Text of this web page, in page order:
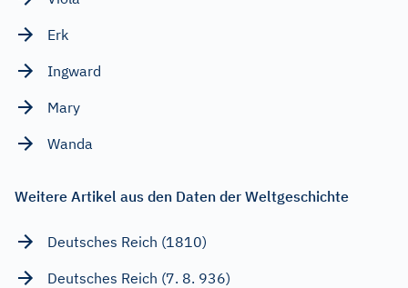
Erk
Ingward
Mary
Wanda
Weitere Artikel aus den Daten der Weltgeschichte
Deutsches Reich (1810)
Deutsches Reich (7. 8. 936)